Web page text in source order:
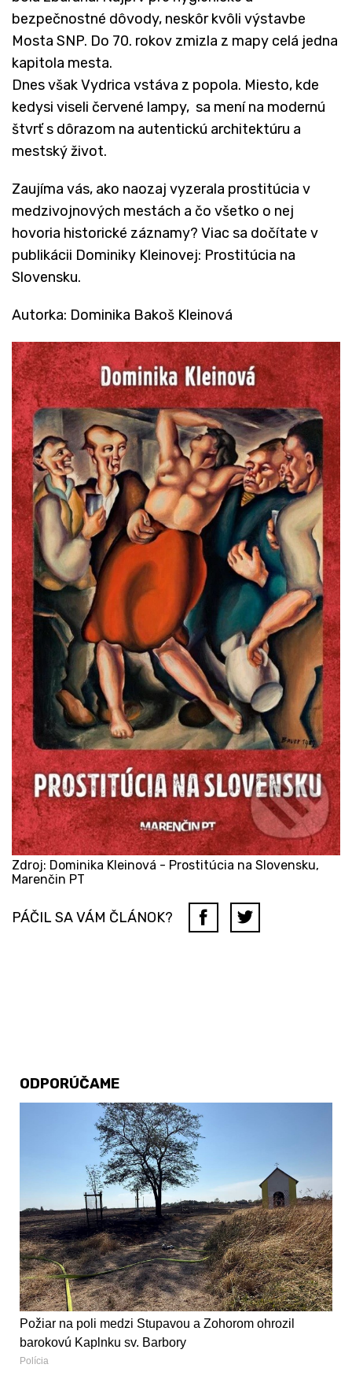
bezpečnostné dôvody, neskôr kvôli výstavbe
Mosta SNP. Do 70. rokov zmizla z mapy celá jedna
kapitola mesta.
Dnes však Vydrica vstáva z popola. Miesto, kde
kedysi viseli červené lampy, sa mení na modernú
štvrť s dôrazom na autentickú architektúru a
mestský život.
Zaujíma vás, ako naozaj vyzerala prostitúcia v
medzivojnových mestách a čo všetko o nej
hovoria historické záznamy? Viac sa dočítate v
publikácii Dominiky Kleinovej: Prostitúcia na
Slovensku.
Autorka: Dominika Bakoš Kleinová
Zdroj: Dominika Kleinová - Prostitúcia na Slovensku,
Marenčin PT
PÁČIL SA VÁM ČLÁNOK?
ODPORÚČAME
Požiar na poli medzi Stupavou a Zohorom ohrozil
barokovú Kaplnku sv. Barbory
Polícia